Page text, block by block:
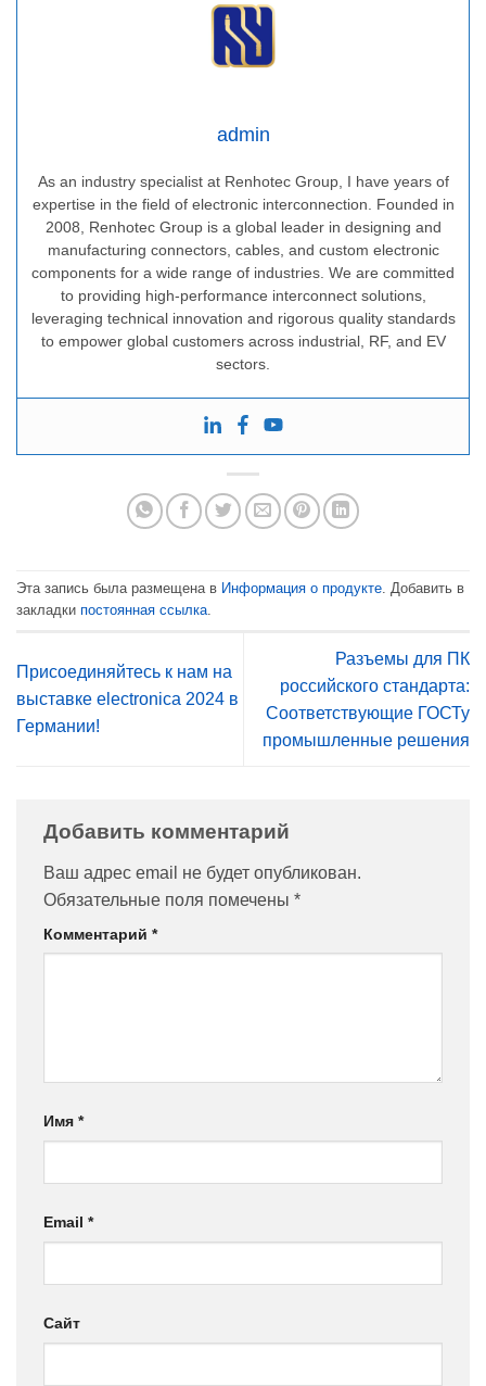
admin
As an industry specialist at Renhotec Group, I have years of
expertise in the field of electronic interconnection. Founded in
2008, Renhotec Group is a global leader in designing and
manufacturing connectors, cables, and custom electronic
components for a wide range of industries. We are committed
to providing high-performance interconnect solutions,
leveraging technical innovation and rigorous quality standards
to empower global customers across industrial, RF, and EV
sectors.
Эта запись была размещена в Информация о продукте . Добавить в
закладки постоянная ссылка
Присоединяйтесь к нам на
выставке electronica 2024 в
Германии!
Разъемы для ПК
российского стандарта:
Соответствующие ГОСТу
промышленные решения
Добавить комментарий
Ваш адрес email не будет опубликован.
Обязательные поля помечены *
Комментарий *
Имя *
Email *
Сайт